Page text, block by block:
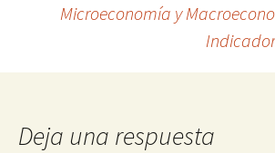
entradas
Microeconomía y
Deja una respuesta